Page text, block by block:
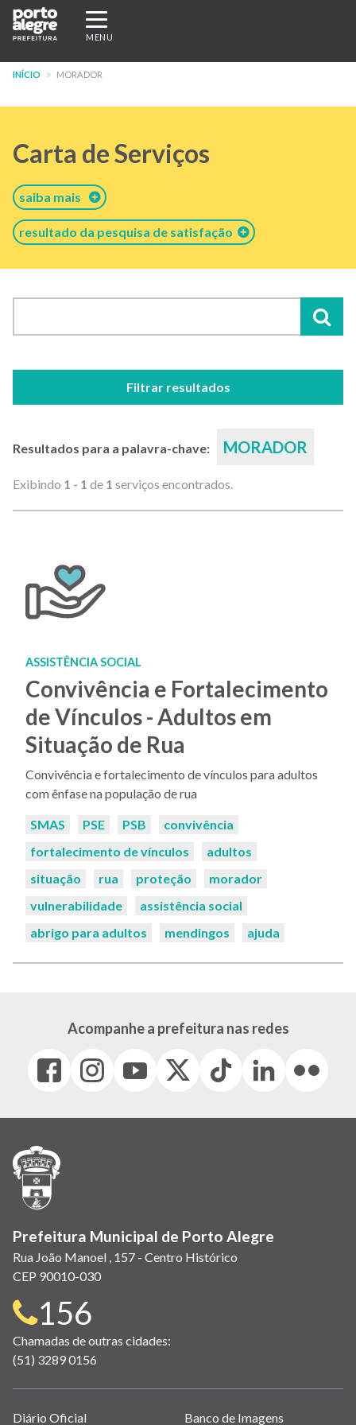
Pular
para
conteúdo
Expandir/recolher
navegação
MENU
INÍCIO MORADOR
Carta de Serviços
saiba mais
resultado da pesquisa de satisfação
Filtrar resultados
Resultados para a palavra-chave: MORADOR
Exibindo 1 - 1 de 1 serviços encontrados.
ASSISTÊNCIA SOCIAL
Convivência e Fortalecimento
de Vínculos - Adultos em
Situação de Rua
Convivência e fortalecimento de vínculos para adultos
com ênfase na população de rua
Palavras-
SMAS PSE PSB
convivência
fortalecimento de vínculos
adultos
situação
rua proteção
morador
vulnerabilidade
assistência social
abrigo para adultos
mendingos ajuda
Acompanhe a prefeitura nas redes
Facebook
(link
em
janela)
Instagram
(link
em
(link
em
(Antigo
(link
Tiktok
(link
em
LinkedIn
(link
em
(link
em
Prefeitura Municipal de Porto Alegre
Rua João Manoel , 157 - Centro Histórico
CEP 90010-030
Telefone
para
contato:
156
Chamadas de outras cidades:
(51) 3289 0156
Links
Diário Oficial Banco de Imagens